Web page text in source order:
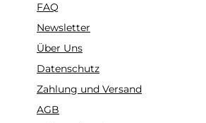
FAQ
Newsletter
Über Uns
Datenschutz
Zahlung und Versand
AGB